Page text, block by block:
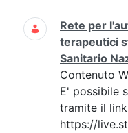
Rete per
terapeutici
Sanitario
Contenuto
E' possibile
tramite il link
https://